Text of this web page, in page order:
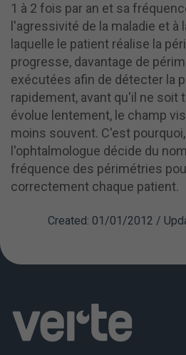
1 à 2 fois par an et sa
l'agressivité de la maladie et à
laquelle le patient réalise la
progresse, davantage de
exécutées afin de détecter la
rapidement, avant qu'il ne soit
évolue lentement, le champ
moins souvent. C'est
l'ophtalmologue décide du
fréquence des périmétries
correctement chaque patient.
Created: 01/01/2012 /